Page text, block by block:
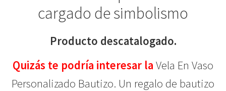
cargado de simbolismo
Producto descatalogado.
Quizás te podría interesar la Vela En Vaso
Personalizado Bautizo. Un regalo de bautizo